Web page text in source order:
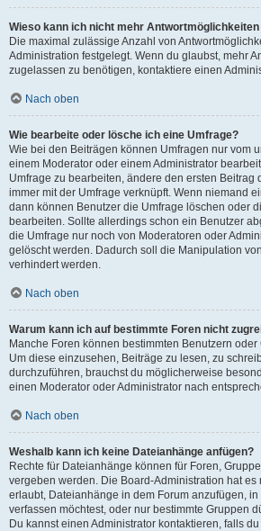
Wieso kann ich nicht mehr
Die maximal zulässige Anzahl von
Administration festgelegt. Wenn du glaubst, mehr
zugelassen zu benötigen, kontaktiere einen
Nach oben
Wie bearbeite oder lösche ich eine Umfrage?
Wie bei den Beiträgen können Umfragen nur vom
einem Moderator oder einem Administrator
Umfrage zu bearbeiten, ändere den ersten Beitrag
immer mit der Umfrage verknüpft. Wenn niemand
dann können Benutzer die Umfrage löschen oder
bearbeiten. Sollte allerdings schon ein Benutzer
die Umfrage nur noch von Moderatoren oder
gelöscht werden. Dadurch soll die Manipulation
verhindert werden.
Nach oben
Warum kann ich auf bestimmte Foren nicht
Manche Foren können bestimmten Benutzern
Um diese einzusehen, Beiträge zu lesen, zu
durchzuführen, brauchst du möglicherweise
einen Moderator oder Administrator nach
Nach oben
Weshalb kann ich keine Dateianhänge anfügen?
Rechte für Dateianhänge können für Foren,
vergeben werden. Die Board-Administration hat
erlaubt, Dateianhänge in dem Forum anzufügen,
verfassen möchtest, oder nur bestimmte Gruppen
Du kannst einen Administrator kontaktieren, falls